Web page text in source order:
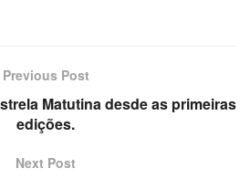
Previous Post
Matutina desde as primeiras
edições.
Next Post